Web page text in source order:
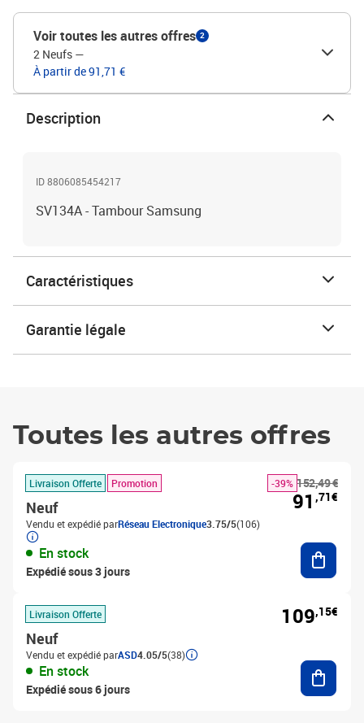
Voir toutes les autres offres 2
2 Neufs —
À partir de 91,71 €
Description
ID 8806085454217
SV134A - Tambour Samsung
Caractéristiques
Garantie légale
Toutes les autres offres
Livraison Offerte Promotion
Neuf
Vendu et expédié parRéseau Electronique3.75/5(106)
En stock
Expédié sous 3 jours
152,49 €
-39%
91 ,71€
Livraison Offerte
Neuf
Vendu et expédié parASD4.05/5(38)
En stock
Expédié sous 6 jours
109,15€